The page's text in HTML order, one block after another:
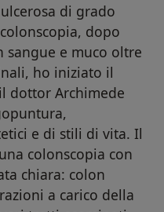
di grado
dopo
sangue e muco oltre
ho iniziato il
dottor Archimede
e di stili di vita. Il
colonscopia con
chiara: colon
a carico della